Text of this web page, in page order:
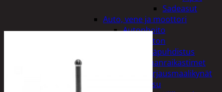
Sadeasut
Auto, vene ja moottori
Autonhoito
Auton
sisäpuhdistus
Ilmanraikastimet
Korjausmaalikynät
Pesu